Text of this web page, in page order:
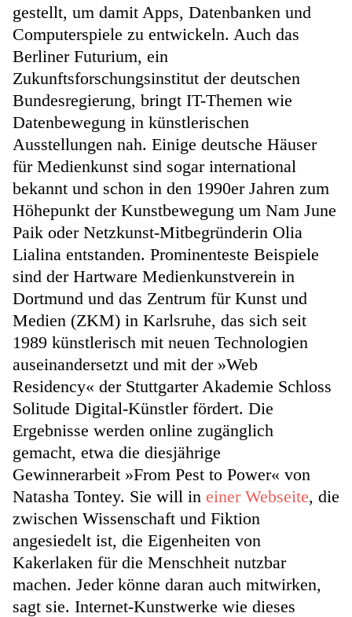
gestellt, um damit Apps, Datenbanken und
Computerspiele zu entwickeln. Auch das
Berliner Futurium, ein
Zukunftsforschungsinstitut der deutschen
Bundesregierung, bringt IT-Themen wie
Datenbewegung in künstlerischen
Ausstellungen nah. Einige deutsche Häuser
für Medienkunst sind sogar international
bekannt und schon in den 1990er Jahren zum
Höhepunkt der Kunstbewegung um Nam June
Paik oder Netzkunst-Mitbegründerin Olia
Lialina entstanden. Prominenteste Beispiele
sind der Hartware Medienkunstverein in
Dortmund und das Zentrum für Kunst und
Medien (ZKM) in Karlsruhe, das sich seit
1989 künstlerisch mit neuen Technologien
auseinandersetzt und mit der »Web
Residency« der Stuttgarter Akademie Schloss
Solitude Digital-Künstler fördert. Die
Ergebnisse werden online zugänglich
gemacht, etwa die diesjährige
Gewinnerarbeit »From Pest to Power« von
Natasha Tontey. Sie will in einer Webseite, die
zwischen Wissenschaft und Fiktion
angesiedelt ist, die Eigenheiten von
Kakerlaken für die Menschheit nutzbar
machen. Jeder könne daran auch mitwirken,
sagt sie. Internet-Kunstwerke wie dieses